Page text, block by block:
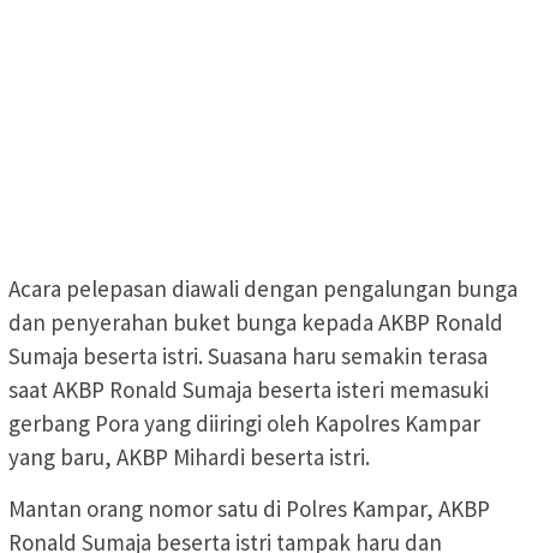
Acara pelepasan diawali dengan pengalungan bunga
dan penyerahan buket bunga kepada AKBP Ronald
Sumaja beserta istri. Suasana haru semakin terasa
saat AKBP Ronald Sumaja beserta isteri memasuki
gerbang Pora yang diiringi oleh Kapolres Kampar
yang baru, AKBP Mihardi beserta istri.
Mantan orang nomor satu di Polres Kampar, AKBP
Ronald Sumaja beserta istri tampak haru dan